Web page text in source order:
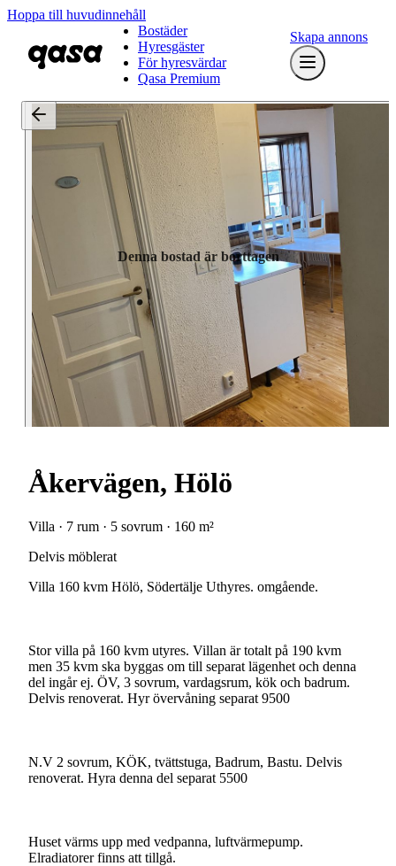
Hoppa till huvudinnehåll
Bostäder
Hyresgäster
För hyresvärdar
Qasa Premium
Skapa annons
Denna bostad är borttagen
Åkervägen, Hölö
Villa · 7 rum · 5 sovrum · 160 m²
Delvis möblerat
Villa 160 kvm Hölö, Södertälje Uthyres. omgående.
Stor villa på 160 kvm utyres. Villan är totalt på 190 kvm
men 35 kvm ska byggas om till separat lägenhet och denna
del ingår ej. ÖV, 3 sovrum, vardagsrum, kök och badrum.
Delvis renoverat. Hyr övervåning separat 9500
N.V 2 sovrum, KÖK, tvättstuga, Badrum, Bastu. Delvis
renoverat. Hyra denna del separat 5500
Huset värms upp med vedpanna, luftvärmepump.
Elradiatorer finns att tillgå.